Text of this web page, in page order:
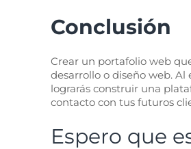
Conclusión
Crear un portafolio web
desarrollo o diseño web.
lograrás construir una
contacto con tus futuros
Espero que